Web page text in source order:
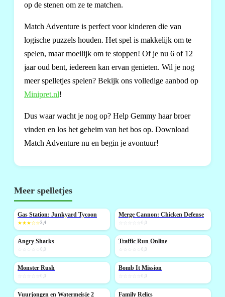
op de stenen om ze te matchen.
Match Adventure is perfect voor kinderen die van
logische puzzels houden. Het spel is makkelijk om te
spelen, maar moeilijk om te stoppen! Of je nu 6 of 12
jaar oud bent, iedereen kan ervan genieten. Wil je nog
meer spelletjes spelen? Bekijk ons volledige aanbod op
Minipret.nl!
Dus waar wacht je nog op? Help Gemmy haar broer
vinden en los het geheim van het bos op. Download
Match Adventure nu en begin je avontuur!
Meer spelletjes
NIEUW
Gas Station: Junkyard Tycoon
★★★☆☆3,4
NIEUW
Merge Cannon: Chicken Defense
0,0
NIEUW
Angry Sharks
0,0
NIEUW
Traffic Run Online
0,0
NIEUW
Monster Rush
0,0
NIEUW
Bomb It Mission
0,0
Vuurjongen en Watermeisje 2 NIEUW
Family Relics